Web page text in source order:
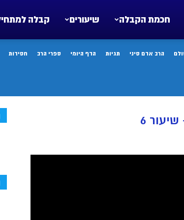
קבלה שיעורים חכמת הקבלה
הרב אדם סיני תגיות הדף היומי ספרי הרב חסידות
6